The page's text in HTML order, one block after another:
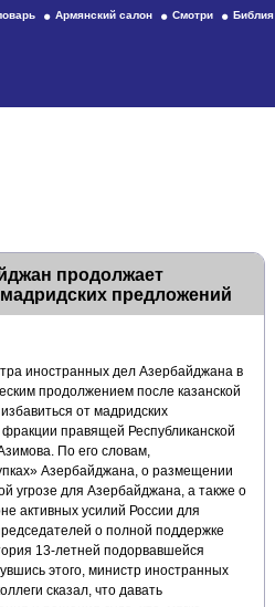
Армянский салон Смотри Библия
продолжает
предложений
иностранных дел Азербайджана в
продолжением после казанской
от мадридских
правящей Республиканской
По его словам,
Азербайджана, о размещении
угрозе для Азербайджана, а также о
активных усилий России для
о полной поддержке
13-летней подорвавшейся
этого, министр иностранных
сказал, что давать